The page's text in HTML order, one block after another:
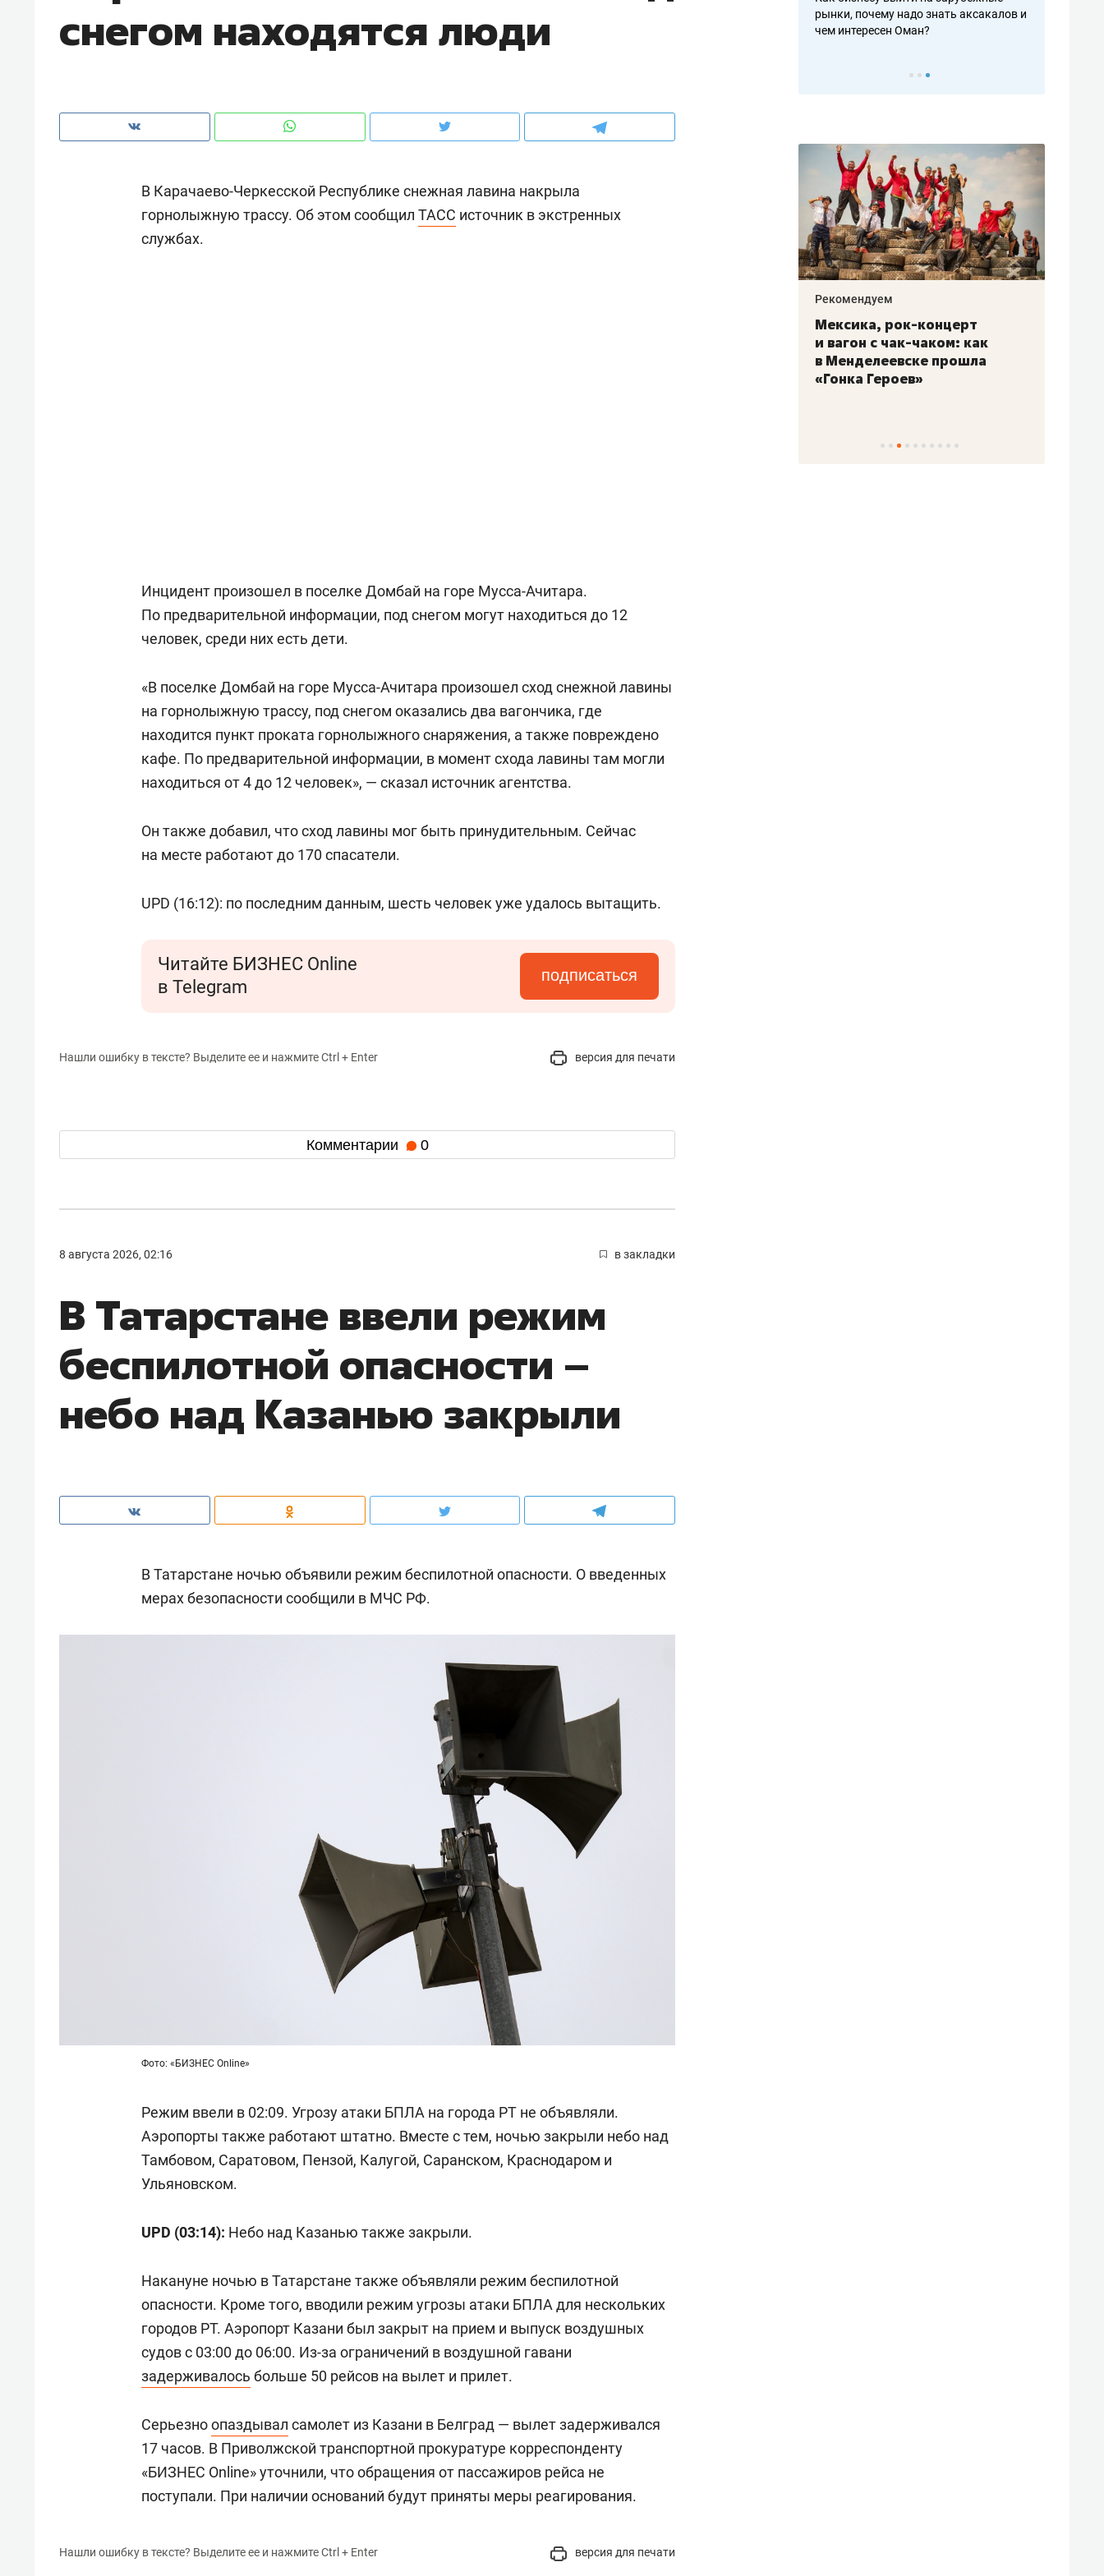
снегом находятся люди
В Карачаево-Черкесской Республике снежная лавина накрыла
горнолыжную трассу. Об этом сообщил ТАСС источник в экстренных
службах.
Инцидент произошел в поселке Домбай на горе Мусса-Ачитара.
По предварительной информации, под снегом могут находиться до 12
человек, среди них есть дети.
«В поселке Домбай на горе Мусса-Ачитара произошел сход снежной лавины
на горнолыжную трассу, под снегом оказались два вагончика, где
находится пункт проката горнолыжного снаряжения, а также повреждено
кафе. По предварительной информации, в момент схода лавины там могли
находиться от 4 до 12 человек», — сказал источник агентства.
Он также добавил, что сход лавины мог быть принудительным. Сейчас
на месте работают до 170 спасатели.
UPD (16:12): по последним данным, шесть человек уже удалось вытащить.
Читайте БИЗНЕС Online
в Telegram
подписаться
Нашли ошибку в тексте? Выделите ее и нажмите Ctrl + Enter версия для печати
Комментарии 0
8 августа 2026, 02:16 в закладки
В Татарстане ввели режим
беспилотной опасности –
небо над Казанью закрыли
В Татарстане ночью объявили режим беспилотной опасности. О введенных
мерах безопасности сообщили в МЧС РФ.
Фото: «БИЗНЕС Online»
Режим ввели в 02:09. Угрозу атаки БПЛА на города РТ не объявляли.
Аэропорты также работают штатно. Вместе с тем, ночью закрыли небо над
Тамбовом, Саратовом, Пензой, Калугой, Саранском, Краснодаром и
Ульяновском.
UPD (03:14): Небо над Казанью также закрыли.
Накануне ночью в Татарстане также объявляли режим беспилотной
опасности. Кроме того, вводили режим угрозы атаки БПЛА для нескольких
городов РТ. Аэропорт Казани был закрыт на прием и выпуск воздушных
судов с 03:00 до 06:00. Из-за ограничений в воздушной гавани
задерживалось больше 50 рейсов на вылет и прилет.
Серьезноопаздывал самолет из Казани в Белград — вылет задерживался
17 часов. В Приволжской транспортной прокуратуре корреспонденту
«БИЗНЕС Online» уточнили, что обращения от пассажиров рейса не
поступали. При наличии оснований будут приняты меры реагирования.
Нашли ошибку в тексте? Выделите ее и нажмите Ctrl + Enter версия для печати
чем интересен Оман?
клиентах и чудных запросах мастеров
рынки, почему надо знать аксакалов и
чем интересен Оман?
Рекомендуем
Мексика, рок-концерт
и вагон с чак-чаком: как
в Менделеевске прошла
«Гонка Героев»